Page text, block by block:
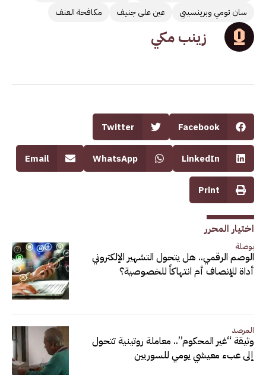
سان تومي وبرينسيبي
عين على جنيف مكافحة العنف
زينب مكي
Facebook
Twitter
LinkedIn
WhatsApp
Email
Print
اختيار المحرر
بوصلة
الوصم الرقمي.. هل يتحول التشهير الإلكتروني
أداة للإنصاف أم انتهاكاً للخصوصية؟
المرصد
وثيقة “غير المحكوم”.. معاملة روتينية تتحول
إلى عبء معيشي يومي للسوريين